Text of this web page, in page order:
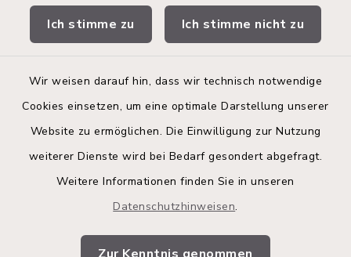
Ich stimme zu Ich stimme nicht zu
Wir weisen darauf hin, dass wir technisch notwendige
Cookies einsetzen, um eine optimale Darstellung unserer
Website zu ermöglichen. Die Einwilligung zur Nutzung
weiterer Dienste wird bei Bedarf gesondert abgefragt.
Weitere Informationen finden Sie in unseren
Datenschutzhinweisen.
Bürgerinformationsbroschüre
Barrierefreiheit